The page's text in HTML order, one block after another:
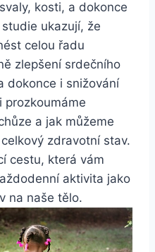
kosti, a dokonce
ukazují, že
celou řadu
zlepšení srdečního
dokonce i snižování
prozkoumáme
a jak můžeme
zdravotní stav.
cestu, která vám
aktivita jako
na naše tělo.